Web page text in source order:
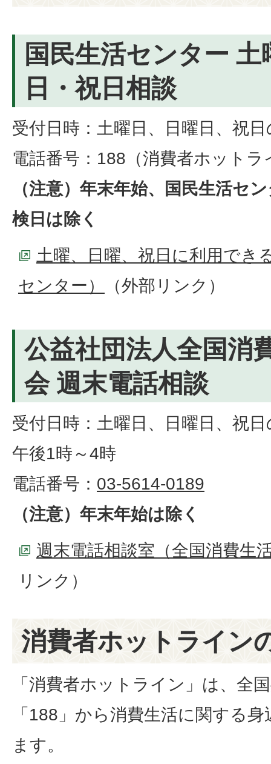
国民生活センター 土
日・祝日相談
受付日時：土曜日、日曜日、祝
電話番号：188（消費者ホットラ
（注意）年末年始、国民生活セ
検日は除く
土曜、日曜、祝日に利用でき
センター）
（外部リンク）
公益社団法人全国消
会 週末電話相談
受付日時：土曜日、日曜日、祝
午後1時～4時
電話番号： 03-5614-0189
（注意）年末年始は除く
週末電話相談室（全国消費生
リンク）
消費者ホットライン
「消費者ホットライン」は、全
「188」から消費生活に関する
ます。